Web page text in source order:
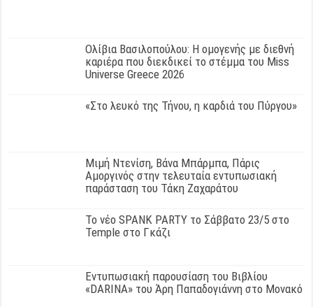
Ολίβια Βασιλοπούλου: Η ομογενής με διεθνή
καριέρα που διεκδικεί το στέμμα του Miss
Universe Greece 2026
«Στο λευκό της Τήνου, η καρδιά του Πύργου»
Μιμή Ντενίση, Βάνα Μπάρμπα, Πάρις
Αμοργινός στην τελευταία εντυπωσιακή
παράσταση του Τάκη Ζαχαράτου
Το νέο SPANK PARTY το Σάββατο 23/5 στο
Temple στο Γκάζι
Εντυπωσιακή παρουσίαση του Βιβλίου
«DARINA» του Άρη Παπαδογιάννη στο Μονακό